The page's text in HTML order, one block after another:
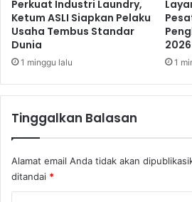
i
M
e
d
I
n
o
v
Perkuat Industri Laundry,
Ketum ASLI Siapkan Pelaku
Usaha Tembus Standar
Dunia
1 minggu lalu
2026
1
Tinggalkan Balasan
Alamat email Anda tidak akan
ditandai *